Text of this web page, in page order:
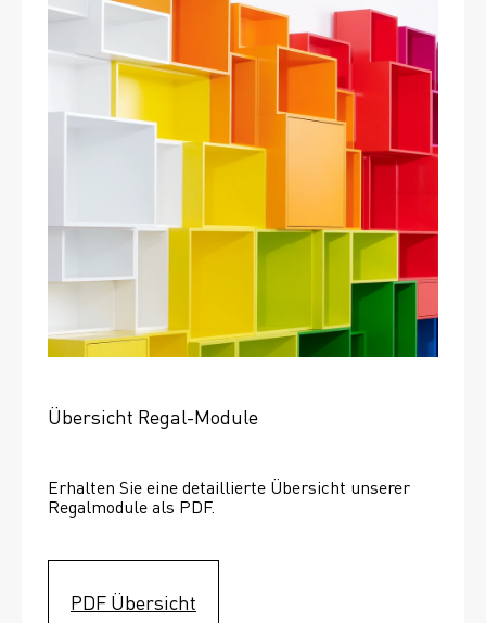
Übersicht Regal-Module
Erhalten Sie eine detaillierte Übersicht unserer
Regalmodule als PDF.
PDF Übersicht